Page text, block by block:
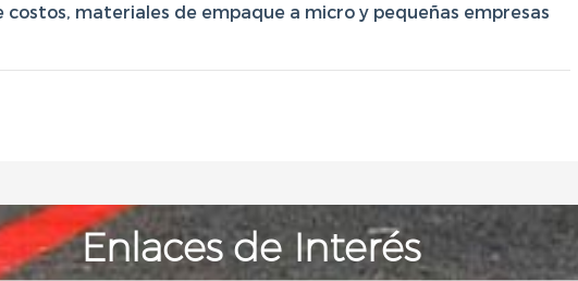
materiales de empaque a micro y pequeñas empresas
Enlaces de Interés